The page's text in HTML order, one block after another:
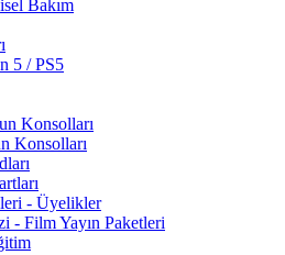
Bakım
5 / PS5
Konsolları
Konsolları
- Üyelikler
- Film Yayın Paketleri